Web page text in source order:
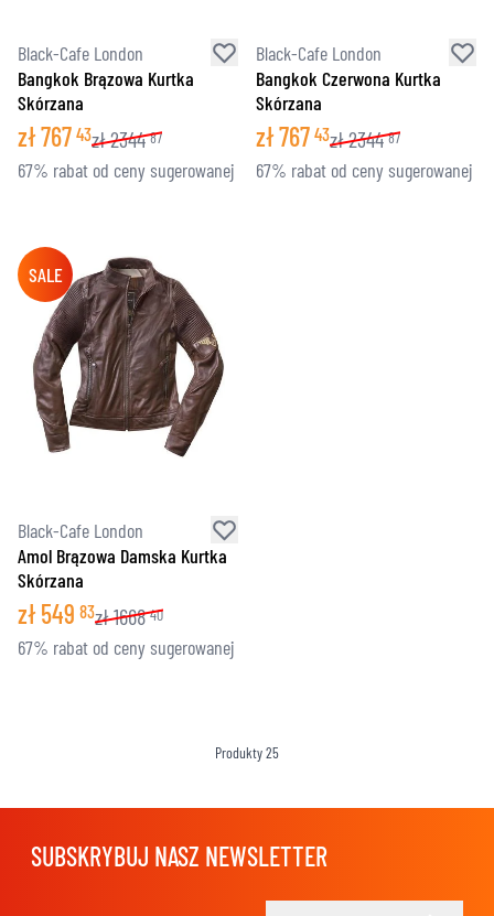
Black-Cafe London
Bangkok Brązowa Kurtka
Skórzana
zł767 43zł2344 87
67% rabat od ceny sugerowanej
Black-Cafe London
Bangkok Czerwona Kurtka
Skórzana
zł767 43zł2344 87
67% rabat od ceny sugerowanej
SALE
Black-Cafe London
Amol Brązowa Damska Kurtka
Skórzana
zł549 83zł1668 40
67% rabat od ceny sugerowanej
Produkty25
SUBSKRYBUJ NASZ NEWSLETTER